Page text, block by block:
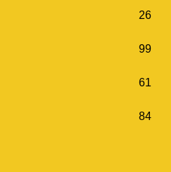
26
99
61
84